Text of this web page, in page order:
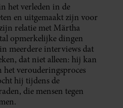
het verleden in de
en uitgemaakt zijn voor
relatie met Märtha
opmerkelijke dingen
meerdere interviews dat
dat niet alleen: hij kan
het verouderingsproces
hij tijdens de
die mensen tegen